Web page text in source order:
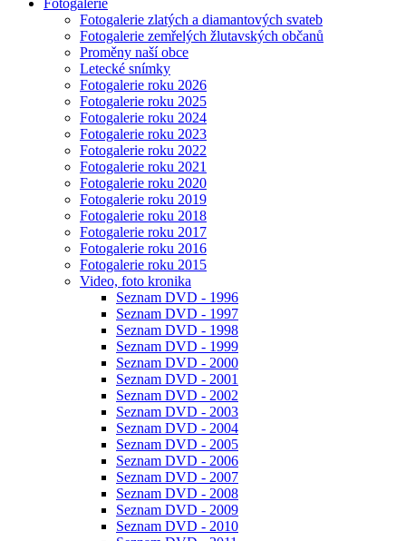
Fotogalerie
Fotogalerie zlatých a diamantových svateb
Fotogalerie zemřelých žlutavských občanů
Proměny naší obce
Letecké snímky
Fotogalerie roku 2026
Fotogalerie roku 2025
Fotogalerie roku 2024
Fotogalerie roku 2023
Fotogalerie roku 2022
Fotogalerie roku 2021
Fotogalerie roku 2020
Fotogalerie roku 2019
Fotogalerie roku 2018
Fotogalerie roku 2017
Fotogalerie roku 2016
Fotogalerie roku 2015
Video, foto kronika
Seznam DVD - 1996
Seznam DVD - 1997
Seznam DVD - 1998
Seznam DVD - 1999
Seznam DVD - 2000
Seznam DVD - 2001
Seznam DVD - 2002
Seznam DVD - 2003
Seznam DVD - 2004
Seznam DVD - 2005
Seznam DVD - 2006
Seznam DVD - 2007
Seznam DVD - 2008
Seznam DVD - 2009
Seznam DVD - 2010